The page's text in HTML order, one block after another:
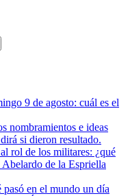
9 de agosto: cuál es el
nombramientos e ideas
si dieron resultado.
rol de los militares: ¿qué
Abelardo de la Espriella
en el mundo un día